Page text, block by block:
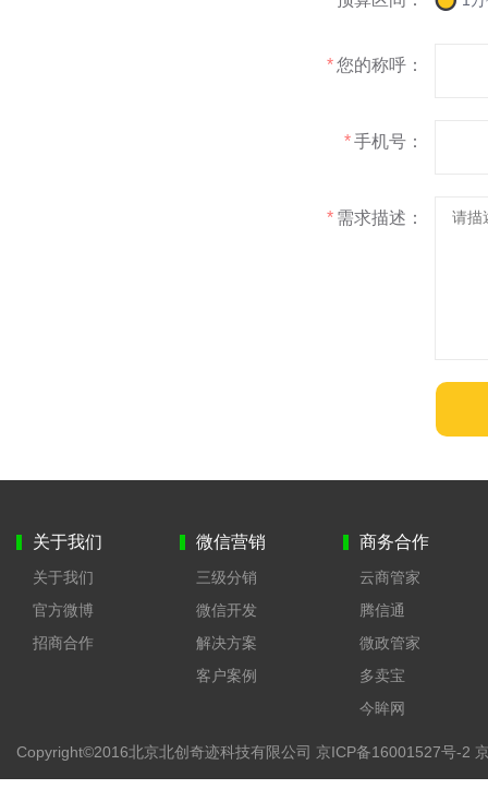
*您的称呼：
*手机号：
* 需求描述：
关于我们
关于我们
官方微博
招商合作
微信营销
三级分销
微信开发
解决方案
客户案例
商务合作
云商管家
腾信通
微政管家
多卖宝
今眸网
Copyright©2016北京北创奇迹科技有限公司 京ICP备16001527号-2